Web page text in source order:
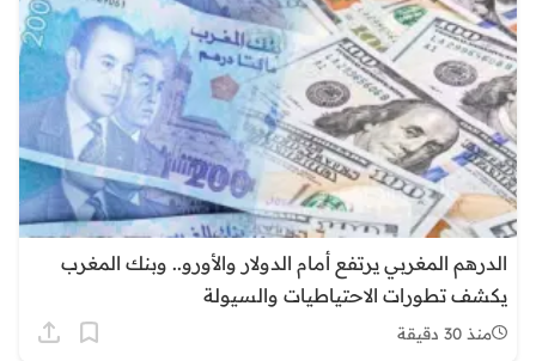
الدرهم المغربي يرتفع أمام الدولار والأورو.. وبنك المغرب
يكشف تطورات الاحتياطيات والسيولة
منذ 30 دقيقة